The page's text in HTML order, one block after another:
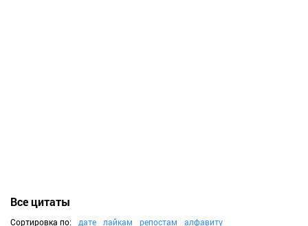
Все цитаты
Сортировка по: дате лайкам репостам алфавиту